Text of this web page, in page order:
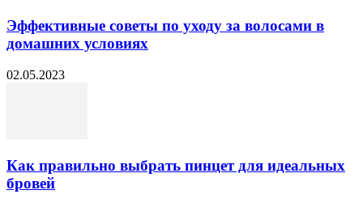
Эффективные советы по уходу за волосами в
домашних условиях
02.05.2023
Как правильно выбрать пинцет для идеальных
бровей